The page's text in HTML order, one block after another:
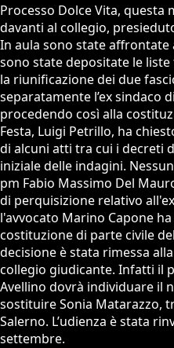
Processo Dolce Vita, questa
davanti al collegio,
In aula sono state
sono state depositate le
la riunificazione dei due
separatamente l’ex sindaco
procedendo così alla
Festa, Luigi Petrillo, ha
di alcuni atti tra cui i decreti
iniziale delle indagini.
pm Fabio Massimo Del
di perquisizione relativo
l'avvocato Marino Capone
costituzione di parte civile
decisione è stata rimessa
collegio giudicante. Infatti il
Avellino dovrà individuare il
sostituire Sonia Matarazzo,
Salerno. L’udienza è stata
settembre.